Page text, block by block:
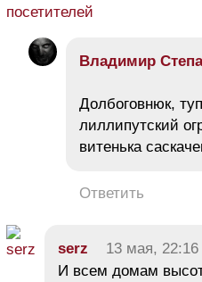
посетителей
Владимир
Долбоговнюк,
лиллипутский
витенька
Ответить
serz 13 мая, 22:16
И всем домам